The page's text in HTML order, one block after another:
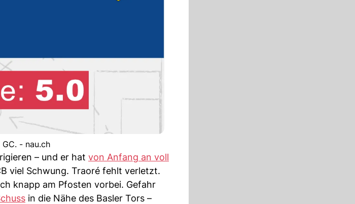
- nau.ch
– und er hat von Anfang an voll
viel Schwung. Traoré fehlt verletzt.
knapp am Pfosten vorbei. Gefahr
in die Nähe des Basler Tors –